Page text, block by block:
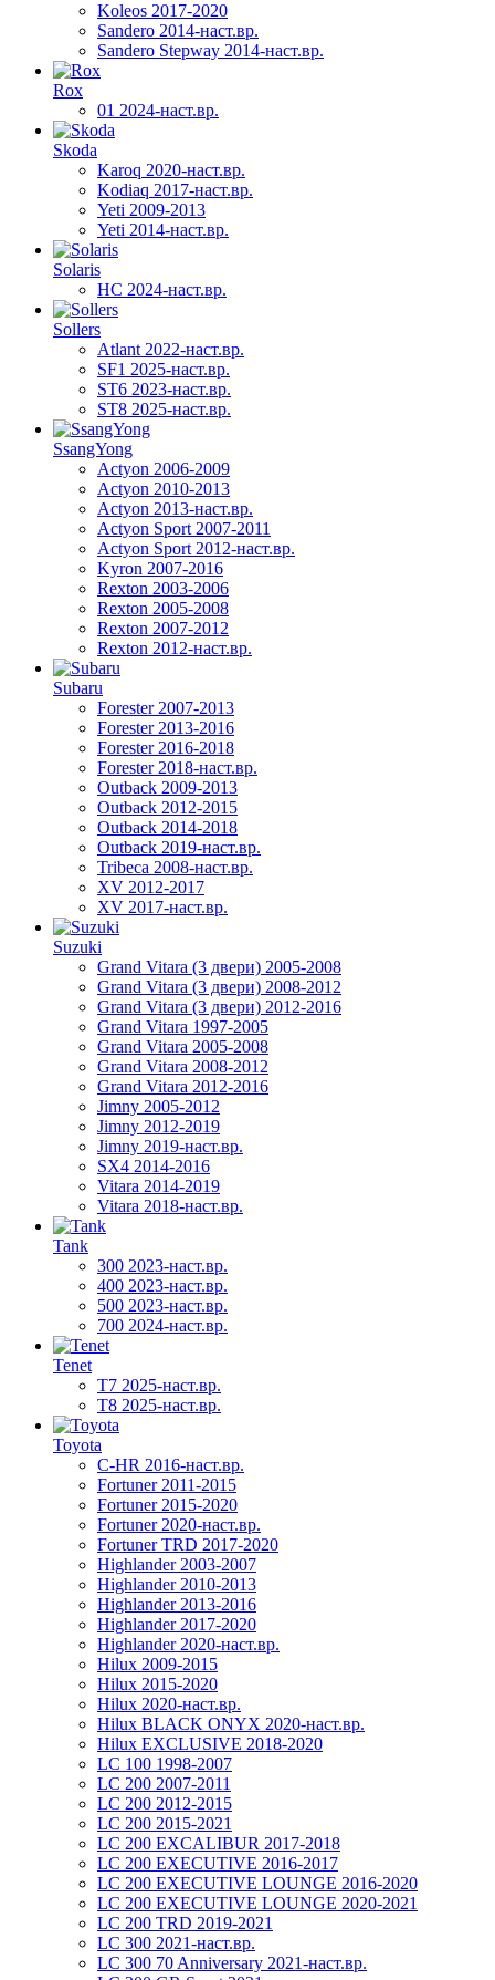
Koleos 2017-2020
Sandero 2014-наст.вр.
Sandero Stepway 2014-наст.вр.
Rox
01 2024-наст.вр.
Skoda
Karoq 2020-наст.вр.
Kodiaq 2017-наст.вр.
Yeti 2009-2013
Yeti 2014-наст.вр.
Solaris
HC 2024-наст.вр.
Sollers
Atlant 2022-наст.вр.
SF1 2025-наст.вр.
ST6 2023-наст.вр.
ST8 2025-наст.вр.
SsangYong
Actyon 2006-2009
Actyon 2010-2013
Actyon 2013-наст.вр.
Actyon Sport 2007-2011
Actyon Sport 2012-наст.вр.
Kyron 2007-2016
Rexton 2003-2006
Rexton 2005-2008
Rexton 2007-2012
Rexton 2012-наст.вр.
Subaru
Forester 2007-2013
Forester 2013-2016
Forester 2016-2018
Forester 2018-наст.вр.
Outback 2009-2013
Outback 2012-2015
Outback 2014-2018
Outback 2019-наст.вр.
Tribeca 2008-наст.вр.
XV 2012-2017
XV 2017-наст.вр.
Suzuki
Grand Vitara (3 двери) 2005-2008
Grand Vitara (3 двери) 2008-2012
Grand Vitara (3 двери) 2012-2016
Grand Vitara 1997-2005
Grand Vitara 2005-2008
Grand Vitara 2008-2012
Grand Vitara 2012-2016
Jimny 2005-2012
Jimny 2012-2019
Jimny 2019-наст.вр.
SX4 2014-2016
Vitara 2014-2019
Vitara 2018-наст.вр.
Tank
300 2023-наст.вр.
400 2023-наст.вр.
500 2023-наст.вр.
700 2024-наст.вр.
Tenet
T7 2025-наст.вр.
T8 2025-наст.вр.
Toyota
C-HR 2016-наст.вр.
Fortuner 2011-2015
Fortuner 2015-2020
Fortuner 2020-наст.вр.
Fortuner TRD 2017-2020
Highlander 2003-2007
Highlander 2010-2013
Highlander 2013-2016
Highlander 2017-2020
Highlander 2020-наст.вр.
Hilux 2009-2015
Hilux 2015-2020
Hilux 2020-наст.вр.
Hilux BLACK ONYX 2020-наст.вр.
Hilux EXCLUSIVE 2018-2020
LC 100 1998-2007
LC 200 2007-2011
LC 200 2012-2015
LC 200 2015-2021
LC 200 EXCALIBUR 2017-2018
LC 200 EXECUTIVE 2016-2017
LC 200 EXECUTIVE LOUNGE 2016-2020
LC 200 EXECUTIVE LOUNGE 2020-2021
LC 200 TRD 2019-2021
LC 300 2021-наст.вр.
LC 300 70 Anniversary 2021-наст.вр.